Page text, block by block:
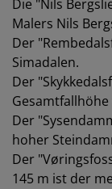
Die "Nils
Malers Nils
Der
Simadalen.
Der
Der
hoher
Der
145 m ist der